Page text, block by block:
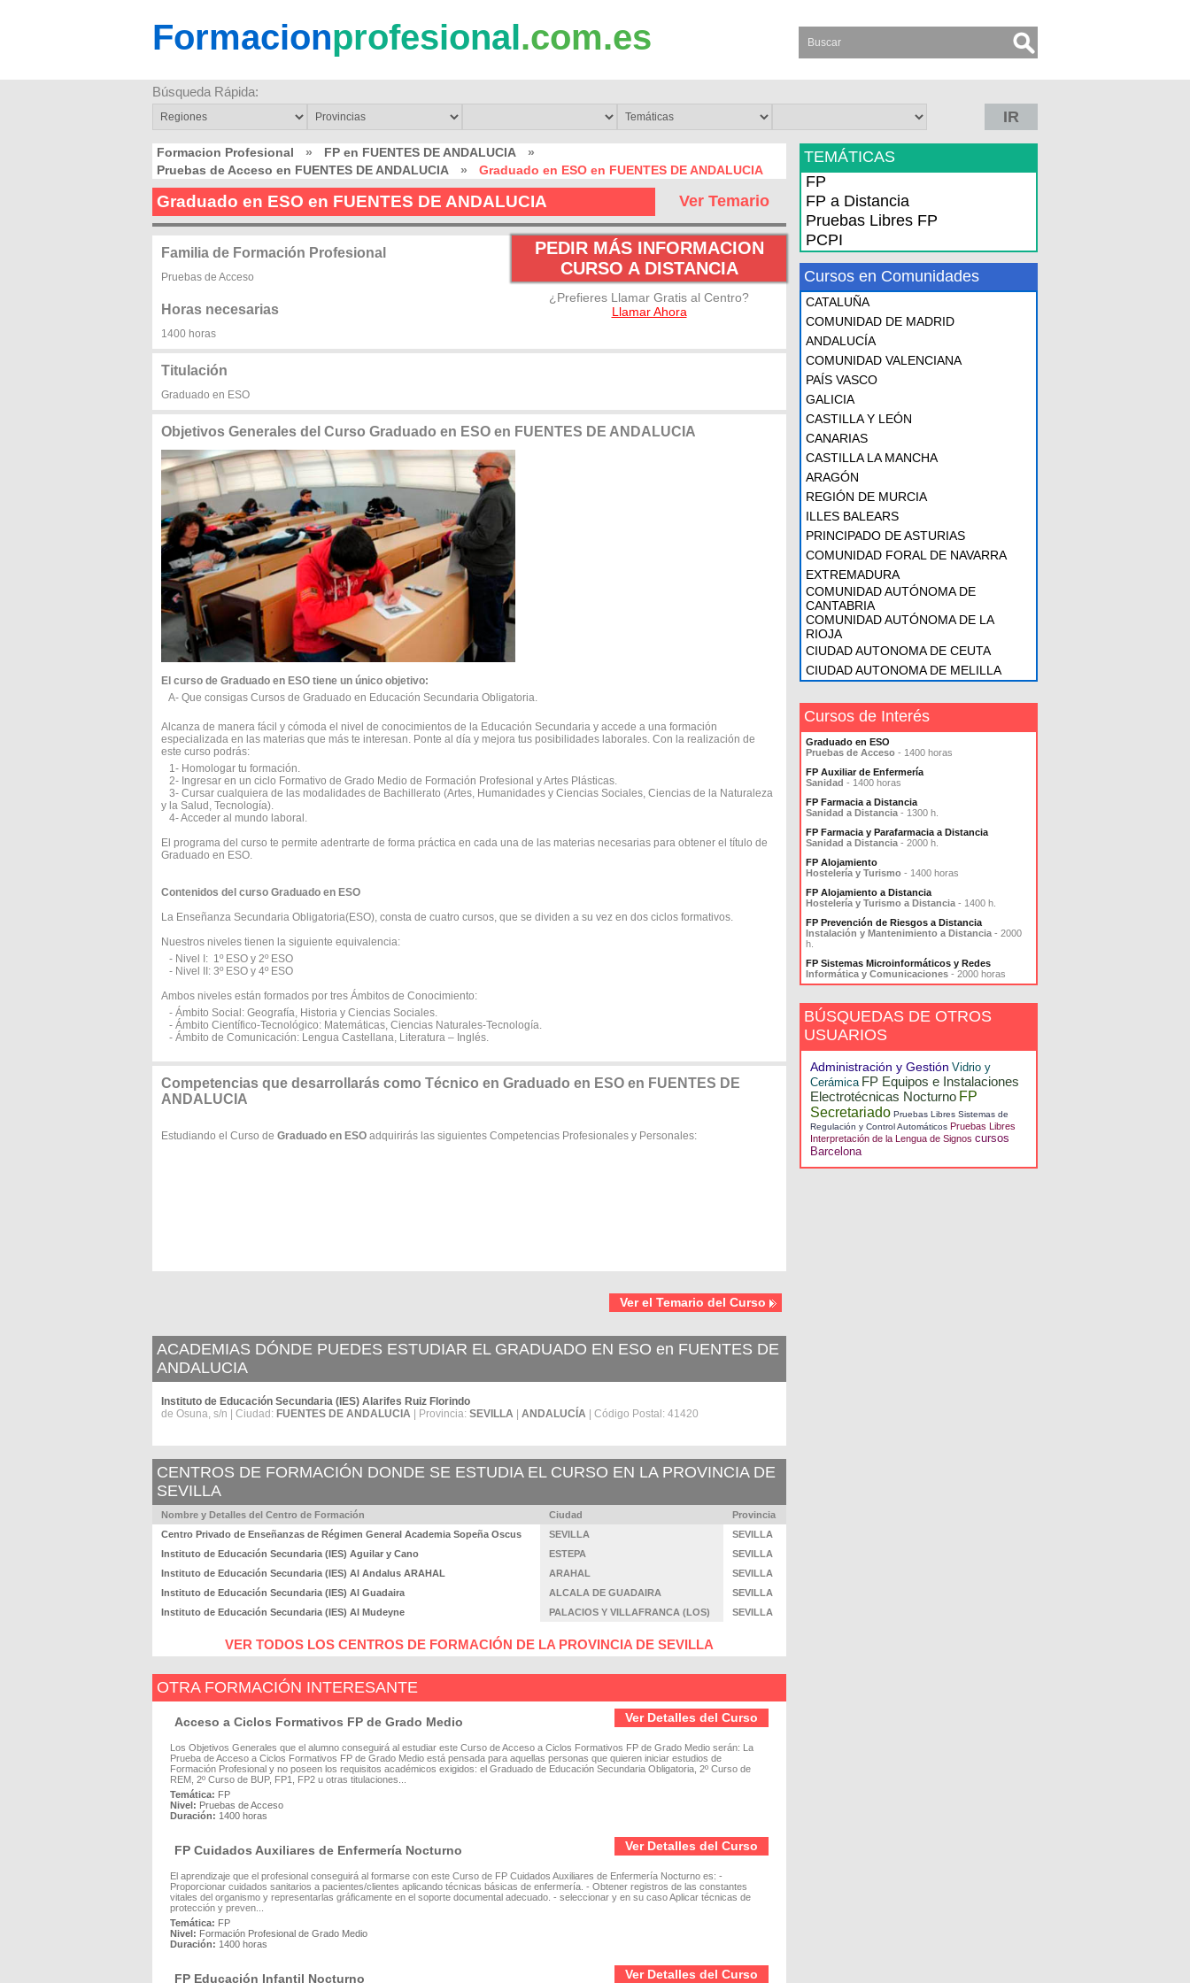
Formacionprofesional.com.es
Búsqueda Rápida:
IR
Formacion Profesional » FP en FUENTES DE ANDALUCIA
»
Pruebas de Acceso en FUENTES DE ANDALUCIA
» Graduado en ESO en FUENTES DE ANDALUCIA
Ver Temario
Graduado en ESO en FUENTES DE ANDALUCIA
PEDIR MÁS INFORMACION
CURSO A DISTANCIA
¿Prefieres Llamar Gratis al Centro?
Llamar Ahora
Familia de Formación Profesional
Pruebas de Acceso
Horas necesarias
1400 horas
Titulación
Graduado en ESO
Objetivos Generales del Curso Graduado en ESO en FUENTES DE ANDALUCIA
El curso de Graduado en ESO tiene un único objetivo:
A- Que consigas Cursos de Graduado en Educación Secundaria Obligatoria.
Alcanza de manera fácil y cómoda el nivel de conocimientos de la Educación Secundaria y accede a una formación
especializada en las materias que más te interesan. Ponte al día y mejora tus posibilidades laborales. Con la realización de
este curso podrás:
1- Homologar tu formación.
2- Ingresar en un ciclo Formativo de Grado Medio de Formación Profesional y Artes Plásticas.
3- Cursar cualquiera de las modalidades de Bachillerato (Artes, Humanidades y Ciencias Sociales, Ciencias de la Naturaleza
y la Salud, Tecnología).
4- Acceder al mundo laboral.
El programa del curso te permite adentrarte de forma práctica en cada una de las materias necesarias para obtener el título de
Graduado en ESO.
Contenidos del curso Graduado en ESO
La Enseñanza Secundaria Obligatoria(ESO), consta de cuatro cursos, que se dividen a su vez en dos ciclos formativos.
Nuestros niveles tienen la siguiente equivalencia:
- Nivel I: 1º ESO y 2º ESO
- Nivel II: 3º ESO y 4º ESO
Ambos niveles están formados por tres Ámbitos de Conocimiento:
- Ámbito Social: Geografía, Historia y Ciencias Sociales.
- Ámbito Científico-Tecnológico: Matemáticas, Ciencias Naturales-Tecnología.
- Ámbito de Comunicación: Lengua Castellana, Literatura – Inglés.
Competencias que desarrollarás como Técnico en Graduado en ESO en FUENTES DE
ANDALUCIA
Estudiando el Curso de Graduado en ESO adquirirás las siguientes Competencias Profesionales y Personales:
Ver el Temario del Curso
ACADEMIAS DÓNDE PUEDES ESTUDIAR EL GRADUADO EN ESO en FUENTES DE
ANDALUCIA
Instituto de Educación Secundaria (IES) Alarifes Ruiz Florindo
de Osuna, s/n | Ciudad: FUENTES DE ANDALUCIA | Provincia: SEVILLA ANDALUCÍA | Código Postal: 41420
CENTROS DE FORMACIÓN DONDE SE ESTUDIA EL CURSO EN LA PROVINCIA DE
SEVILLA
Nombre y Detalles del Centro de Formación Ciudad
Provincia
Centro Privado de Enseñanzas de Régimen General Academia Sopeña Oscus
SEVILLA
SEVILLA
Instituto de Educación Secundaria (IES) Aguilar y Cano
ESTEPA
SEVILLA
Instituto de Educación Secundaria (IES) Al Andalus ARAHAL
ARAHAL
SEVILLA
Instituto de Educación Secundaria (IES) Al Guadaira
ALCALA DE GUADAIRA
SEVILLA
Instituto de Educación Secundaria (IES) Al Mudeyne
PALACIOS Y VILLAFRANCA (LOS) SEVILLA
VER TODOS LOS CENTROS DE FORMACIÓN DE LA PROVINCIA DE SEVILLA
OTRA FORMACIÓN INTERESANTE
Ver Detalles del Curso
Acceso a Ciclos Formativos FP de Grado Medio
Los Objetivos Generales que el alumno conseguirá al estudiar este Curso de Acceso a Ciclos Formativos FP de Grado Medio serán: La
Prueba de Acceso a Ciclos Formativos FP de Grado Medio está pensada para aquellas personas que quieren iniciar estudios de
Formación Profesional y no poseen los requisitos académicos exigidos: el Graduado de Educación Secundaria Obligatoria, 2º Curso de
REM, 2º Curso de BUP, FP1, FP2 u otras titulaciones...
Temática: FP
Nivel: Pruebas de Acceso
Duración: 1400 horas
Ver Detalles del Curso
FP Cuidados Auxiliares de Enfermería Nocturno
El aprendizaje que el profesional conseguirá al formarse con este Curso de FP Cuidados Auxiliares de Enfermería Nocturno es: -
Proporcionar cuidados sanitarios a pacientes/clientes aplicando técnicas básicas de enfermería. - Obtener registros de las constantes
vitales del organismo y representarlas gráficamente en el soporte documental adecuado. - seleccionar y en su caso Aplicar técnicas de
protección y preven...
Temática: FP
Nivel: Formación Profesional de Grado Medio
Duración: 1400 horas
Ver Detalles del Curso
FP Educación Infantil Nocturno
TEMÁTICAS
FP
FP a Distancia
Pruebas Libres FP
PCPI
Cursos en Comunidades
CATALUÑA
COMUNIDAD DE MADRID
ANDALUCÍA
COMUNIDAD VALENCIANA
PAÍS VASCO
GALICIA
CASTILLA Y LEÓN
CANARIAS
CASTILLA LA MANCHA
ARAGÓN
REGIÓN DE MURCIA
ILLES BALEARS
PRINCIPADO DE ASTURIAS
COMUNIDAD FORAL DE NAVARRA
EXTREMADURA
COMUNIDAD AUTÓNOMA DE
CANTABRIA
COMUNIDAD AUTÓNOMA DE LA
RIOJA
CIUDAD AUTONOMA DE CEUTA
CIUDAD AUTONOMA DE MELILLA
Cursos de Interés
Graduado en ESO
Pruebas de Acceso - 1400 horas
FP Auxiliar de Enfermería
Sanidad - 1400 horas
FP Farmacia a Distancia
Sanidad a Distancia - 1300 h.
FP Farmacia y Parafarmacia a Distancia
Sanidad a Distancia - 2000 h.
FP Alojamiento
Hostelería y Turismo - 1400 horas
FP Alojamiento a Distancia
Hostelería y Turismo a Distancia - 1400 h.
FP Prevención de Riesgos a Distancia
Instalación y Mantenimiento a Distancia - 2000
h.
FP Sistemas Microinformáticos y Redes
Informática y Comunicaciones - 2000 horas
BÚSQUEDAS DE OTROS
USUARIOS
Administración y Gestión Vidrio y
Cerámica FP Equipos e Instalaciones
Electrotécnicas Nocturno FP
Secretariado Pruebas Libres Sistemas de
Regulación y Control Automáticos Pruebas Libres
Interpretación de la Lengua de Signos cursos
Barcelona